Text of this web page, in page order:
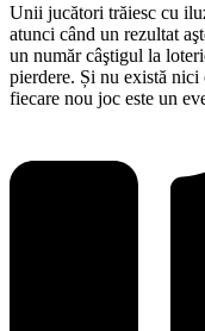
Unii jucători trăiesc cu
atunci când un rezultat
un număr câştigul la
pierdere. Și nu există nici
fiecare nou joc este un